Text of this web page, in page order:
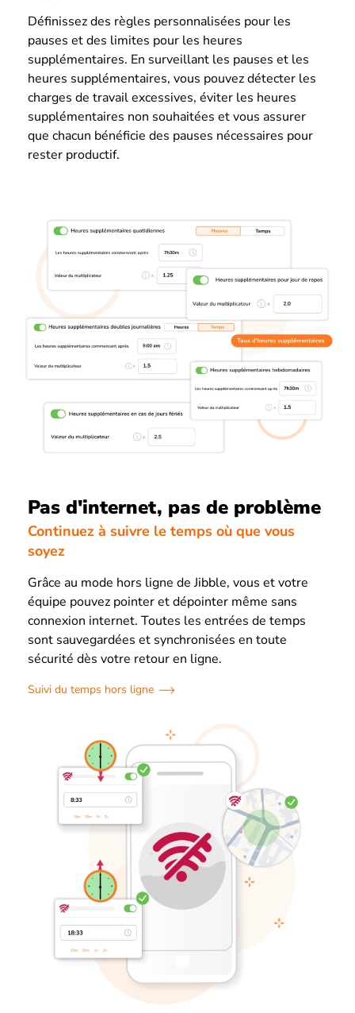
Définissez des règles personnalisées pour les
pauses et des limites pour les heures
supplémentaires. En surveillant les pauses et les
heures supplémentaires, vous pouvez détecter les
charges de travail excessives, éviter les heures
supplémentaires non souhaitées et vous assurer
que chacun bénéficie des pauses nécessaires pour
rester productif.
Pas d'internet, pas de problème
Continuez à suivre le temps où que vous
soyez
Grâce au mode hors ligne de Jibble, vous et votre
équipe pouvez pointer et dépointer même sans
connexion internet. Toutes les entrées de temps
sont sauvegardées et synchronisées en toute
sécurité dès votre retour en ligne.
Suivi du temps hors ligne